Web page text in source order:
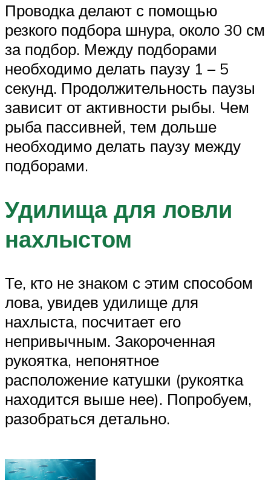
Проводка делают с помощью
резкого подбора шнура, около 30 см
за подбор. Между подборами
необходимо делать паузу 1 – 5
секунд. Продолжительность паузы
зависит от активности рыбы. Чем
рыба пассивней, тем дольше
необходимо делать паузу между
подборами.
Удилища для ловли
нахлыстом
Те, кто не знаком с этим способом
лова, увидев удилище для
нахлыста, посчитает его
непривычным. Закороченная
рукоятка, непонятное
расположение катушки (рукоятка
находится выше нее). Попробуем,
разобраться детально.